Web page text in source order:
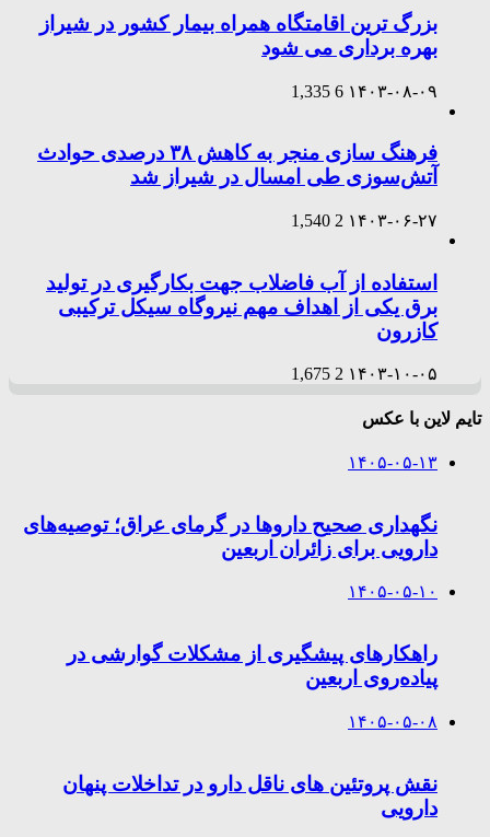
بزرگ ترین اقامتگاه همراه بیمار کشور در شیراز
بهره برداری می شود
۱۴۰۳-۰۸-۰۹ 6
1,335
فرهنگ سازی منجر به کاهش ۳۸ درصدی حوادث
آتش‌سوزی طی امسال در شیراز شد
۱۴۰۳-۰۶-۲۷ 2
1,540
استفاده از آب فاضلاب جهت بکارگیری در تولید
برق یکی از اهداف مهم نیروگاه سیکل ترکیبی
کازرون
۱۴۰۳-۱۰-۰۵ 2
1,675
تایم لاین با عکس
۱۴۰۵-۰۵-۱۳
نگهداری صحیح داروها در گرمای عراق؛ توصیه‌های
دارویی برای زائران اربعین
۱۴۰۵-۰۵-۱۰
راهکارهای پیشگیری از مشکلات گوارشی در
پیاده‌روی اربعین
۱۴۰۵-۰۵-۰۸
نقش پروتئین های ناقل دارو در تداخلات پنهان
دارویی